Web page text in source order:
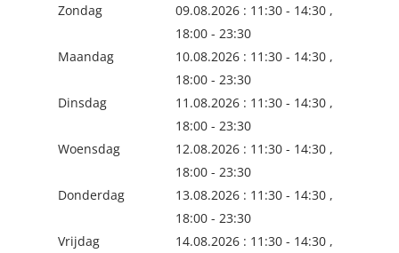
Zondag
09.08.2026 : 11:30 - 14:30 ,
18:00 - 23:30
Maandag
10.08.2026 : 11:30 - 14:30 ,
18:00 - 23:30
Dinsdag
11.08.2026 : 11:30 - 14:30 ,
18:00 - 23:30
Woensdag
12.08.2026 : 11:30 - 14:30 ,
18:00 - 23:30
Donderdag
13.08.2026 : 11:30 - 14:30 ,
18:00 - 23:30
Vrijdag
14.08.2026 : 11:30 - 14:30 ,